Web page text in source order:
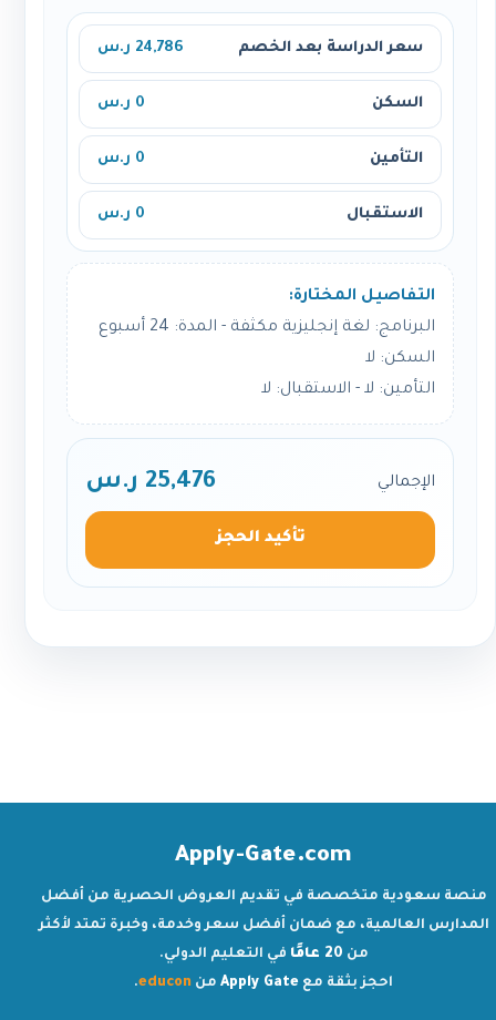
سعر الدراسة بعد الخصم 24,786 ر.س
السكن 0 ر.س
التأمين 0 ر.س
الاستقبال 0 ر.س
التفاصيل المختارة:
البرنامج: لغة إنجليزية مكثفة - المدة: 24 أسبوع
السكن: لا
التأمين: لا - الاستقبال: لا
الإجمالي 25,476 ر.س
تأكيد الحجز
Apply-Gate.com
منصة سعودية متخصصة في تقديم العروض الحصرية من أفضل
المدارس العالمية، مع ضمان أفضل سعر وخدمة، وخبرة تمتد لأكثر
من 20 عامًا
في التعليم الدولي.
احجز بثقة مع Apply Gate من educon
.